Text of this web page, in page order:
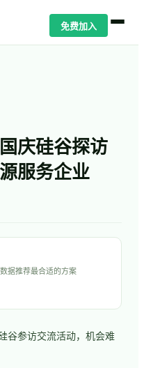
免费加入
庆硅谷探访
服务企业
据推荐最合适的方案
谷参访交流活动，机会难